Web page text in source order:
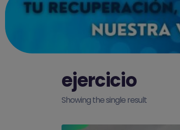
ejercicio
Showing the single result